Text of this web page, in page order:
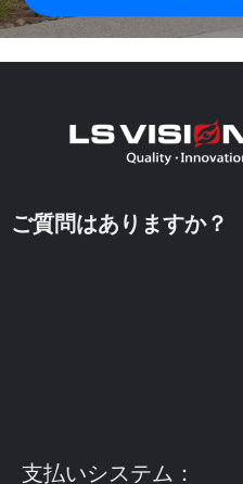
ご質問はありますか？
支払いシステム：